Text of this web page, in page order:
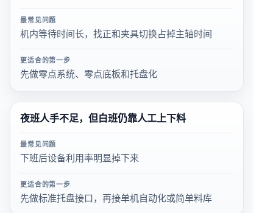
最常见问题
机内等待时间长，找正和夹具切换占掉主轴时间
更适合的第一步
先做零点系统、零点底板和托盘化
夜班人手不足，但白班仍靠人工上下料
最常见问题
下班后设备利用率明显掉下来
更适合的第一步
先做标准托盘接口，再接单机自动化或简单料库